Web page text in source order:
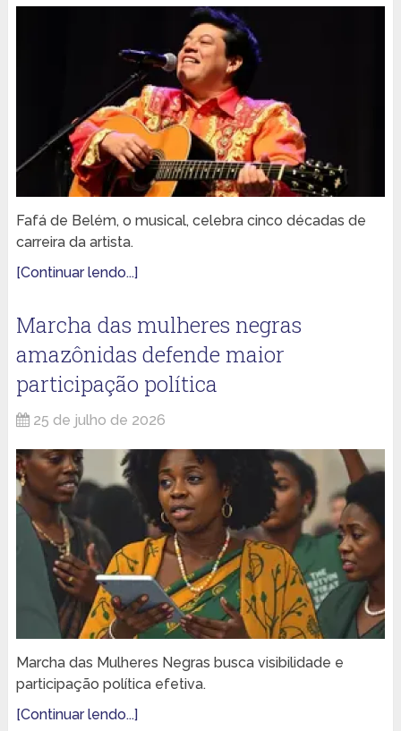
Fafá de Belém, o musical, celebra cinco décadas de
carreira da artista.
[Continuar lendo...]
Marcha das mulheres negras
amazônidas defende maior
participação política
25 de julho de 2026
Marcha das Mulheres Negras busca visibilidade e
participação política efetiva.
[Continuar lendo...]